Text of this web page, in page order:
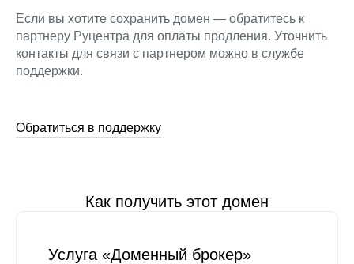
Если вы хотите сохранить домен — обратитесь к
партнеру Руцентра для оплаты продления. Уточнить
контакты для связи с партнером можно в службе
поддержки.
Обратиться в поддержку
Как получить этот домен
Услуга «Доменный брокер»